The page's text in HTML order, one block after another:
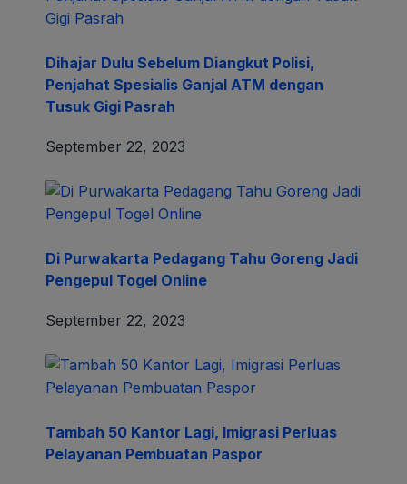
Dihajar Dulu Sebelum Diangkut Polisi,
Penjahat Spesialis Ganjal ATM dengan
Tusuk Gigi Pasrah
September 22, 2023
Di Purwakarta Pedagang Tahu Goreng Jadi
Pengepul Togel Online
September 22, 2023
Tambah 50 Kantor Lagi, Imigrasi Perluas
Pelayanan Pembuatan Paspor